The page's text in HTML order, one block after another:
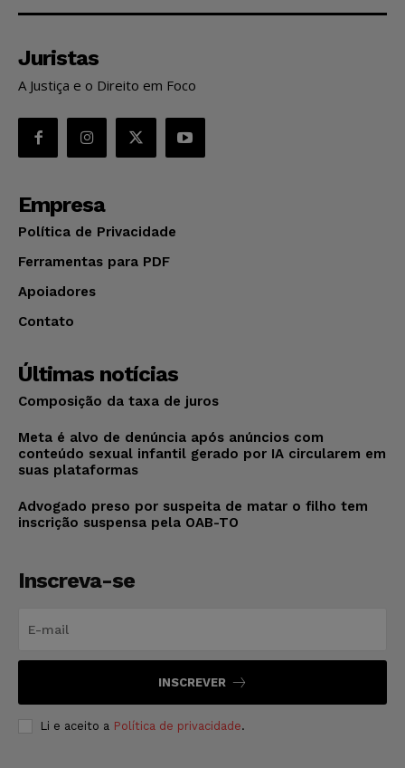
Juristas
A Justiça e o Direito em Foco
Empresa
Política de Privacidade
Ferramentas para PDF
Apoiadores
Contato
Últimas notícias
Composição da taxa de juros
Meta é alvo de denúncia após anúncios com
conteúdo sexual infantil gerado por IA circularem em
suas plataformas
Advogado preso por suspeita de matar o filho tem
inscrição suspensa pela OAB-TO
Inscreva-se
INSCREVER
Li e aceito a Política de privacidade.